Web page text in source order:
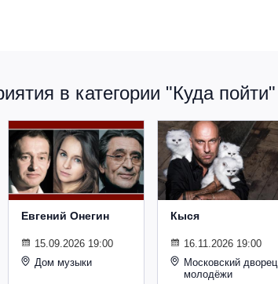
в категории "Куда пойти"
Евгений Онегин
15.09.2026 19:00
Дом музыки
Кыся
16.11.2026 19:00
Московский дворец
молодёжи